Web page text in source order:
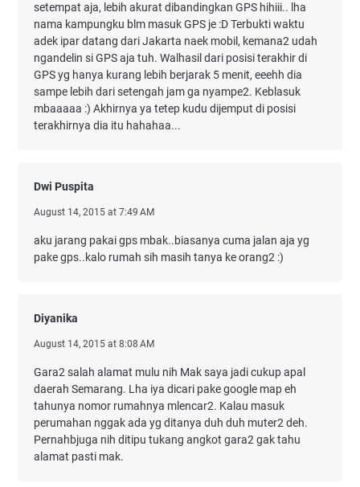
setempat aja, lebih akurat dibandingkan GPS hihiii.. lha
nama kampungku blm masuk GPS je :D Terbukti waktu
adek ipar datang dari Jakarta naek mobil, kemana2 udah
ngandelin si GPS aja tuh. Walhasil dari posisi terakhir di
GPS yg hanya kurang lebih berjarak 5 menit, eeehh dia
sampe lebih dari setengah jam ga nyampe2. Keblasuk
mbaaaaa :) Akhirnya ya tetep kudu dijemput di posisi
terakhirnya dia itu hahahaa...
Dwi Puspita
August 14, 2015 at 7:49 AM
aku jarang pakai gps mbak..biasanya cuma jalan aja yg
pake gps..kalo rumah sih masih tanya ke orang2 :)
Diyanika
August 14, 2015 at 8:08 AM
Gara2 salah alamat mulu nih Mak saya jadi cukup apal
daerah Semarang. Lha iya dicari pake google map eh
tahunya nomor rumahnya mlencar2. Kalau masuk
perumahan nggak ada yg ditanya duh duh muter2 deh.
Pernahbjuga nih ditipu tukang angkot gara2 gak tahu
alamat pasti mak.